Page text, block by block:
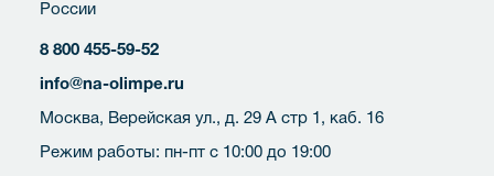
России
8 800 455-59-52
info@na-olimpe.ru
Москва, Верейская ул., д. 29 А стр 1, каб. 16
Режим работы: пн-пт с 10:00 до 19:00